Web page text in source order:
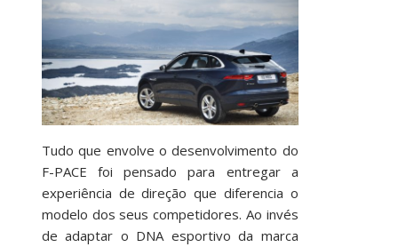
Tudo que envolve o desenvolvimento do
F-PACE foi pensado para entregar a
experiência de direção que diferencia o
modelo dos seus competidores. Ao invés
de adaptar o DNA esportivo da marca